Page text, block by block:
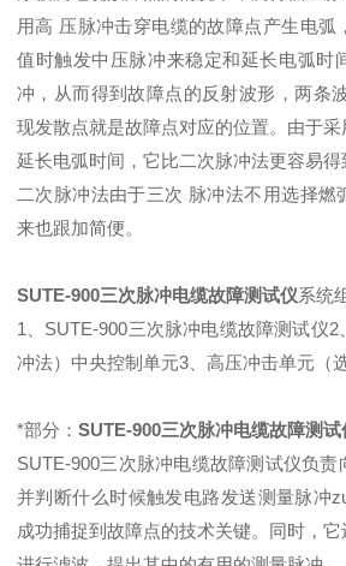
用高 压脉冲击穿电缆的故障点产生电弧
值时触发中压脉冲来稳定和延长电弧时
冲，从而得到故障点的反射波形，两条
现发散点就是故障点对应的位置。由于
延长电弧时间，它比二次脉冲法更容易
二次脉冲法由于三次 脉冲法不用选择燃
来也跟加简便。
SUTE-900三次脉冲电缆故障测试仪系统
1、SUTE-900三次脉冲电缆故障测试仪
冲法）中央控制单元3、高压冲击单元（选
*部分： SUTE-900三次脉冲电缆故障测试
SUTE-900三次脉冲电缆故障测试仪负责
并判断什么时候触发电路发送测量脉冲
成功捕捉到故障点的技术关键。同时，